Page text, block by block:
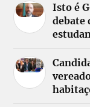
Isto é
debate